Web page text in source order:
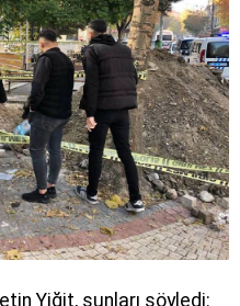
Yiğit, şunları söyledi: